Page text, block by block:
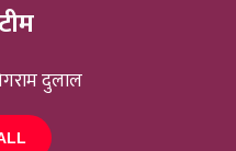
दुलाल